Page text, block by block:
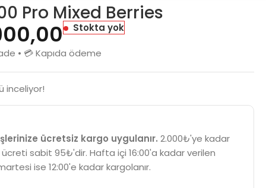
Pro Mixed Berries
Stokta yok
• 💳 Kapıda ödeme
inceliyor!
ücretsiz kargo uygulanır. 2.000₺'ye kadar
sabit 95₺'dir. Hafta içi 16:00'a kadar verilen
ise 12:00'e kadar kargolanır.